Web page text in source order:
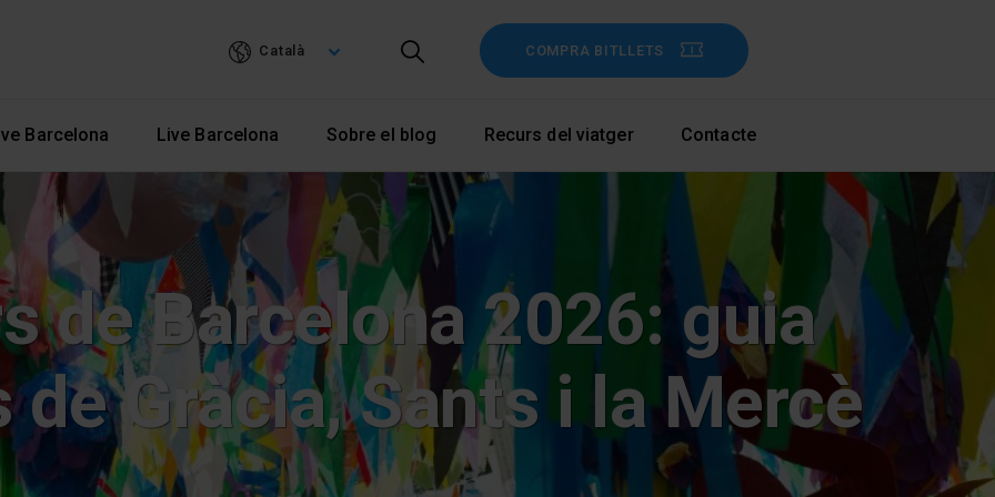
COMPRA BITLLETS
Català
Barcelona Live Barcelona Sobre el blog Recurs del viatger Contacte
de Barcelona 2026: guia
de Gràcia, Sants i la Mercè